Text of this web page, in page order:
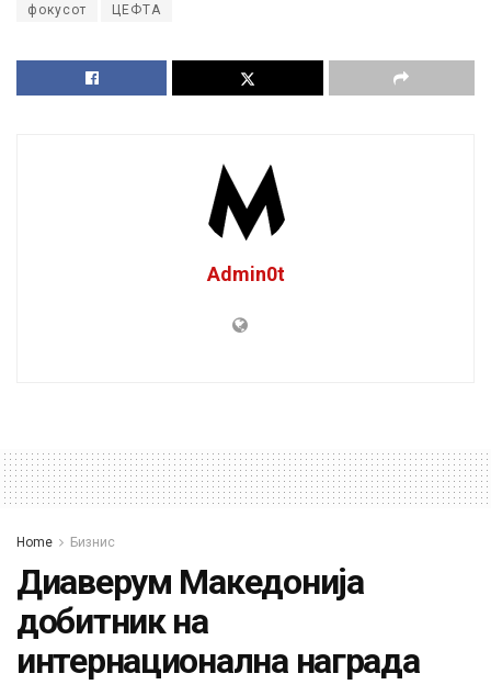
фокусот ЦЕФТА
Admin0t
Home Бизнис
Диаверум Македонија
добитник на
интернационална награда